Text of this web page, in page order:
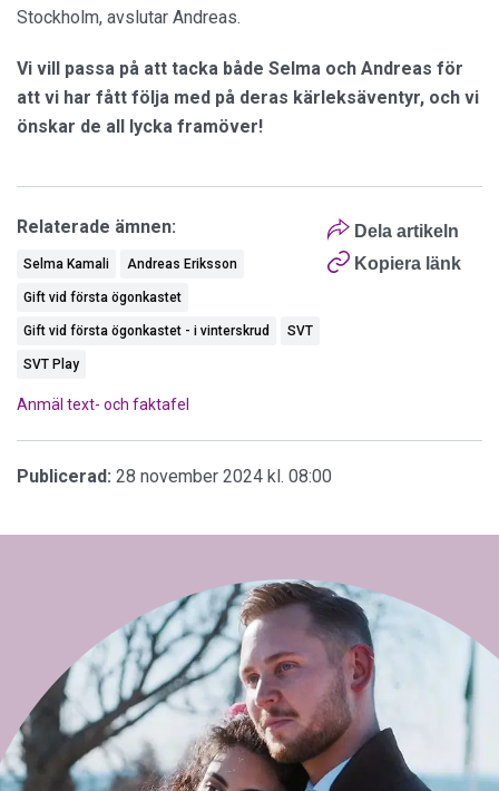
Stockholm, avslutar Andreas.
Vi vill passa på att tacka både Selma och Andreas för
att vi har fått följa med på deras kärleksäventyr, och vi
önskar de all lycka framöver!
Dela artikeln
Kopiera länk
Relaterade ämnen:
Selma Kamali Andreas Eriksson
Gift vid första ögonkastet
Gift vid första ögonkastet - i vinterskrud SVT
SVT Play
Anmäl text- och faktafel
Publicerad: 28 november 2024 kl. 08:00